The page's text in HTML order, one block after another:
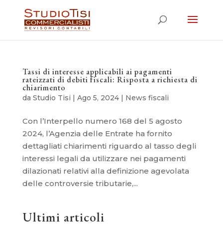
Tassi di interesse applicabili ai pagamenti
rateizzati di debiti fiscali: Risposta a richiesta di
chiarimento
da Studio Tisi | Ago 5, 2024| News fiscali
Con l’Interpello numero 168 del 5 agosto
2024, l’Agenzia delle Entrate ha fornito
dettagliati chiarimenti riguardo al tasso degli
interessi legali da utilizzare nei pagamenti
dilazionati relativi alla definizione agevolata
delle controversie tributarie,...
Ultimi articoli